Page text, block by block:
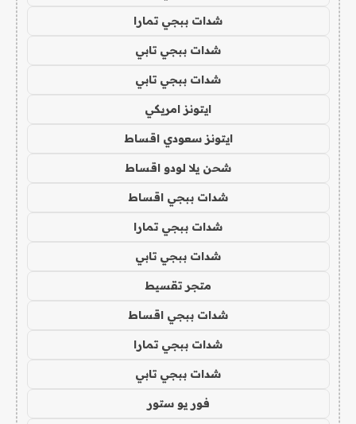
شدات ببجي تمارا
شدات ببجي تابي
شدات ببجي تابي
ايتونز امريكي
ايتونز سعودي اقساط
شحن يلا لودو اقساط
شدات ببجي اقساط
شدات ببجي تمارا
شدات ببجي تابي
متجر تقسيط
شدات ببجي اقساط
شدات ببجي تمارا
شدات ببجي تابي
فور يو ستور